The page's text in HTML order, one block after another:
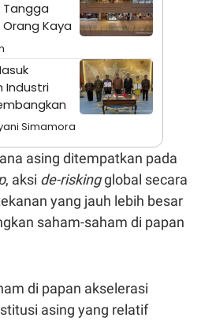
Tangga
Kaya
Industri
Simamora
asing ditempatkan pada
, aksi de-riskingglobal secara
yang jauh lebih besar
saham-saham di papan
di papan akselerasi
asing yang relatif